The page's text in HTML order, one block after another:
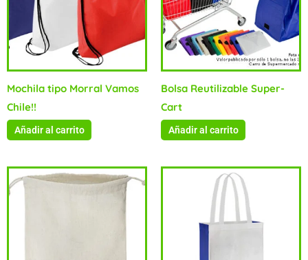
Mochila tipo Morral Vamos
Chile!!
Añadir al carrito
Bolsa Reutilizable Super-
Cart
Añadir al carrito